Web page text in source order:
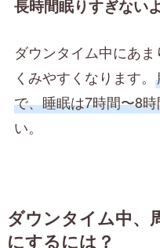
長時間眠りすぎない
ダウンタイム中にあ
くみやすくなります。
で、睡眠は7時間〜8
い。
ダウンタイム中、
にするには？